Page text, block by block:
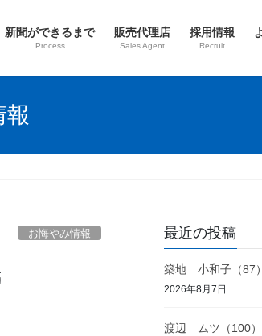
新聞ができるまで
Process
販売代理店
Sales Agent
採用情報
Recruit
報
お悔やみ情報 最近の投稿
築地 小和子（87
2026年8月7日
渡辺 ムツ（100